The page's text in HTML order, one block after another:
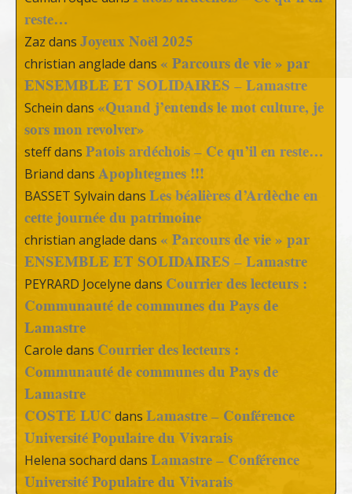
reste…
Zaz dans Joyeux Noël 2025
christian anglade dans « Parcours de vie » par
ENSEMBLE ET SOLIDAIRES – Lamastre
Schein dans «Quand j’entends le mot culture, je
sors mon revolver»
steffdans Patois ardéchois – Ce qu’il en reste…
Briand dans Apophtegmes !!!
BASSET Sylvain dans Les béalières d’Ardèche en
cette journée du patrimoine
christian anglade dans « Parcours de vie » par
ENSEMBLE ET SOLIDAIRES – Lamastre
PEYRARD Jocelyne dans Courrier des lecteurs :
Communauté de communes du Pays de
Lamastre
Carole dans Courrier des lecteurs :
Communauté de communes du Pays de
Lamastre
COSTE LUC dans Lamastre – Conférence
Université Populaire du Vivarais
Helena sochard dans Lamastre – Conférence
Université Populaire du Vivarais